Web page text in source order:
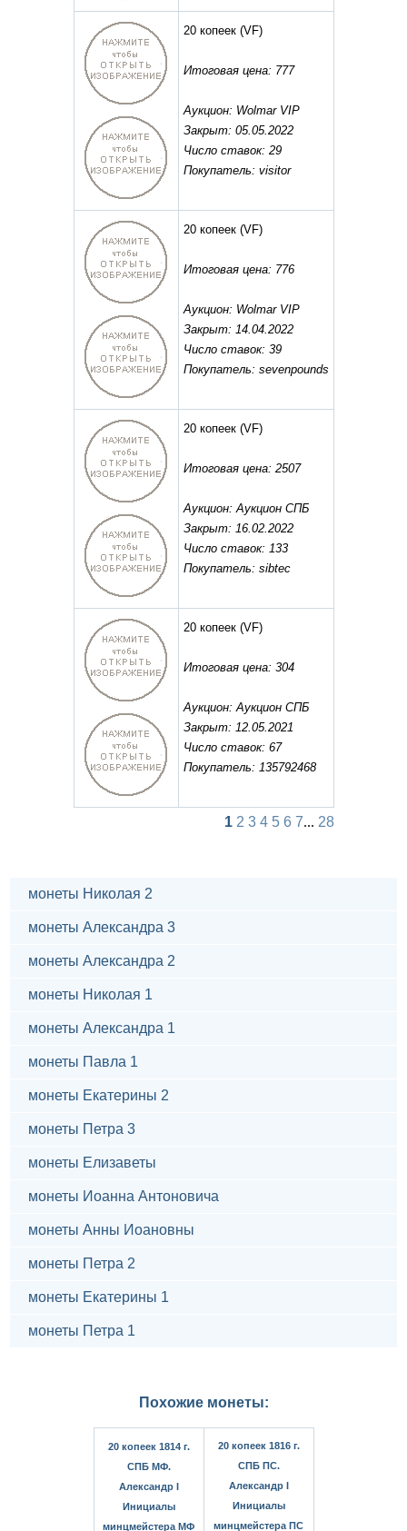
20 копеек(VF)
Итоговая цена: 777
Аукцион: Wolmar VIP
Закрыт: 05.05.2022
Число ставок: 29
Покупатель: visitor
20 копеек(VF)
Итоговая цена: 776
Аукцион: Wolmar VIP
Закрыт: 14.04.2022
Число ставок: 39
Покупатель: sevenpounds
20 копеек(VF)
Итоговая цена: 2507
Аукцион: Аукцион СПБ
Закрыт: 16.02.2022
Число ставок: 133
Покупатель: sibtec
20 копеек(VF)
Итоговая цена: 304
Аукцион: Аукцион СПБ
Закрыт: 12.05.2021
Число ставок: 67
Покупатель: 135792468
1 2 3 4 5 6 7... 28
монеты Николая 2
монеты Александра 3
монеты Александра 2
монеты Николая 1
монеты Александра 1
монеты Павла 1
монеты Екатерины 2
монеты Петра 3
монеты Елизаветы
монеты Иоанна Антоновича
монеты Анны Иоановны
монеты Петра 2
монеты Екатерины 1
монеты Петра 1
Похожие монеты:
20 копеек 1814 г.
СПБ МФ.
Александр I
Инициалы
минцмейстера МФ
20 копеек 1816 г.
СПБ ПС.
Александр I
Инициалы
минцмейстера ПС